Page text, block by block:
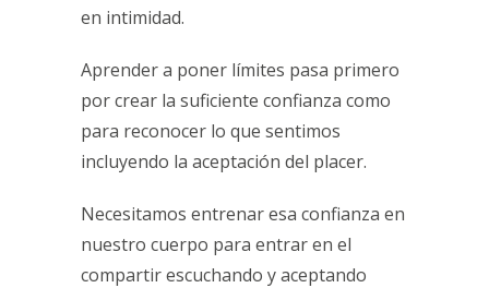
en intimidad.
Aprender a poner límites pasa primero
por crear la suficiente confianza como
para reconocer lo que sentimos
incluyendo la aceptación del placer.
Necesitamos entrenar esa confianza en
nuestro cuerpo para entrar en el
compartir escuchando y aceptando